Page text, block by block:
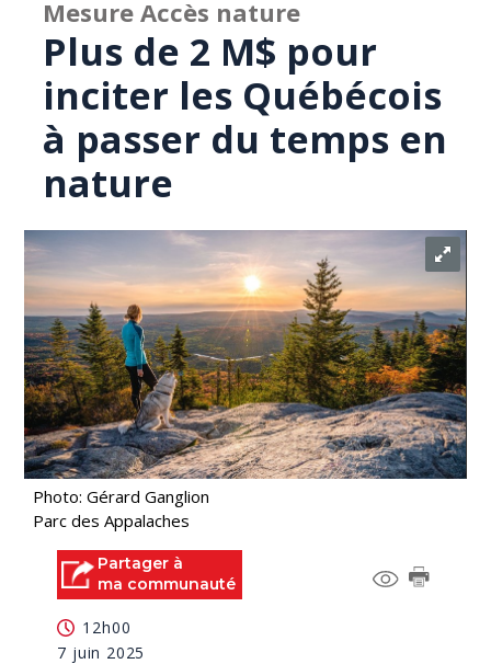
Mesure Accès nature
Plus de 2 M$ pour
inciter les Québécois
à passer du temps en
nature
Photo: Gérard Ganglion
Parc des Appalaches
Partager à
ma communauté
12h00
7 juin 2025